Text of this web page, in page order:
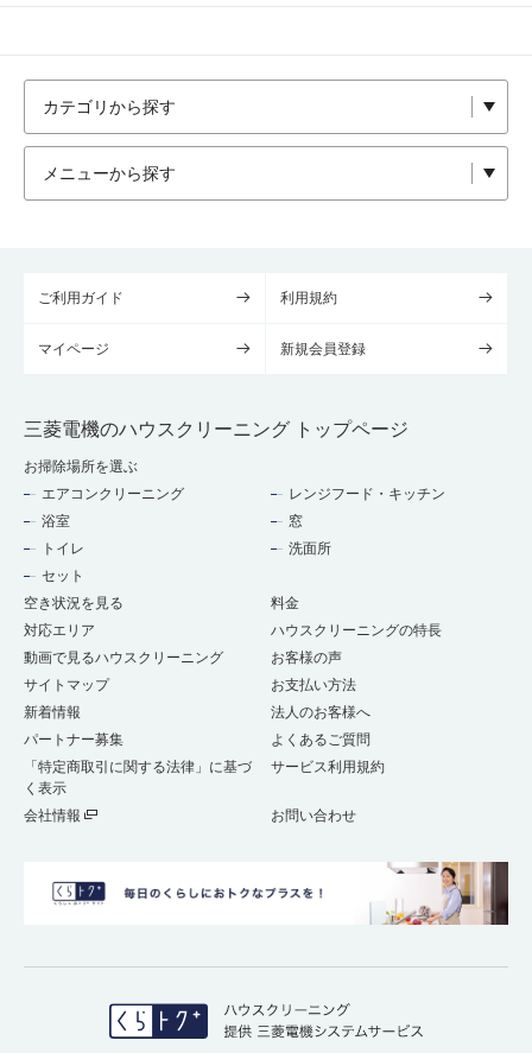
ご利用ガイド 利用規約
マイページ 新規会員登録
三菱電機のハウスクリーニング トップページ
お掃除場所を選ぶ
エアコンクリーニング
レンジフード・キッチン
浴室
窓
トイレ
洗面所
セット
空き状況を見る
料金
対応エリア
ハウスクリーニングの特長
動画で見るハウスクリーニング
お客様の声
サイトマップ
お支払い方法
新着情報
法人のお客様へ
パートナー募集
よくあるご質問
「特定商取引に関する法律」に基づ
く表示
サービス利用規約
会社情報 お問い合わせ